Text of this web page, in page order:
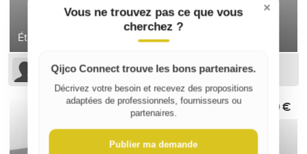
Établi pliant Wolfcraft
Marion L
40 €
×
Vous ne trouvez pas ce que vous
cherchez ?
Qijco Connect trouve les bons partenaires.
Décrivez votre besoin et recevez des propositions
adaptées de professionnels, fournisseurs ou
partenaires.
Publier ma demande